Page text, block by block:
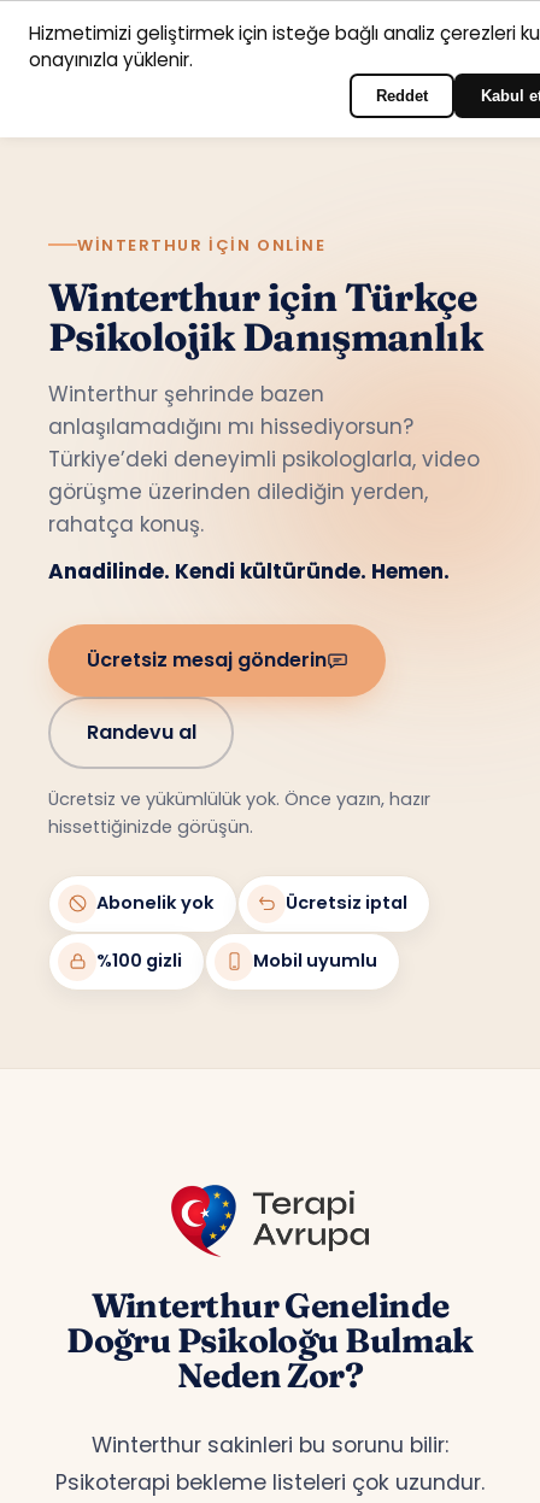
AnasayfaHizmet Psikologlarİletişim
WINTERTHUR IÇIN ONLINE
Winterthur için Türkçe
Psikolojik Danışmanlık
Winterthur şehrinde bazen
anlaşılamadığını mı hissediyorsun?
Türkiye’deki deneyimli psikologlarla, video
görüşme üzerinden dilediğin yerden,
rahatça konuş.
Anadilinde. Kendi kültüründe. Hemen.
Ücretsiz mesaj gönderin
Randevu al
Ücretsiz ve yükümlülük yok. Önce yazın, hazır
hissettiğinizde görüşün.
Abonelik yok Ücretsiz iptal
%100 gizli Mobil uyumlu
Winterthur Genelinde
Doğru Psikoloğu Bulmak
Neden Zor?
Winterthur sakinleri bu sorunu bilir:
Psikoterapi bekleme listeleri çok uzundur.
Hizmetimizi geliştirmek için isteğe bağlı analiz çerezleri
onayınızla yüklenir.
Reddet Kabul